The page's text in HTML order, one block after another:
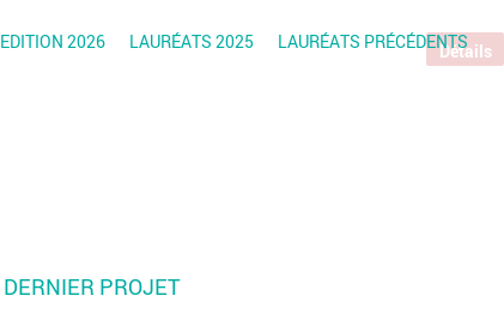
EDITION 2026 LAURÉATS 2025 LAURÉATS PRÉCÉDENTS
DERNIER PROJET
Détails